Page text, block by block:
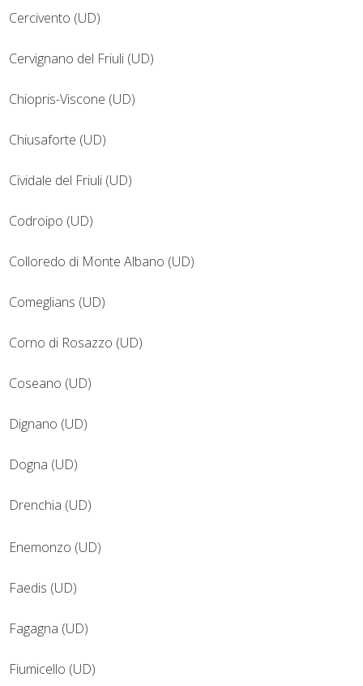
Cercivento (UD)
Cervignano del Friuli (UD)
Chiopris-Viscone (UD)
Chiusaforte (UD)
Cividale del Friuli (UD)
Codroipo (UD)
Colloredo di Monte Albano (UD)
Comeglians (UD)
Corno di Rosazzo (UD)
Coseano (UD)
Dignano (UD)
Dogna (UD)
Drenchia (UD)
Enemonzo (UD)
Faedis (UD)
Fagagna (UD)
Fiumicello (UD)